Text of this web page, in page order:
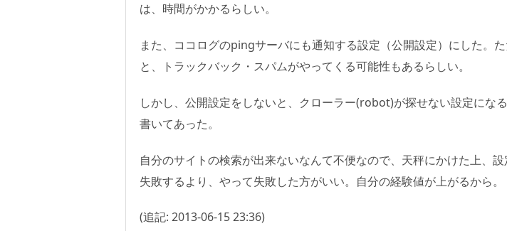
は、時間がかかるらしい。
また、ココログのpingサーバにも通知する設定（公開設定）にした。
と、トラックバック・スパムがやってくる可能性もあるらしい。
しかし、公開設定をしないと、クローラー(robot)が探せない設定にな
書いてあった。
自分のサイトの検索が出来ないなんて不便なので、天秤にかけた上、
失敗するより、やって失敗した方がいい。自分の経験値が上がるから。
(追記: 2013-06-15 23:36)